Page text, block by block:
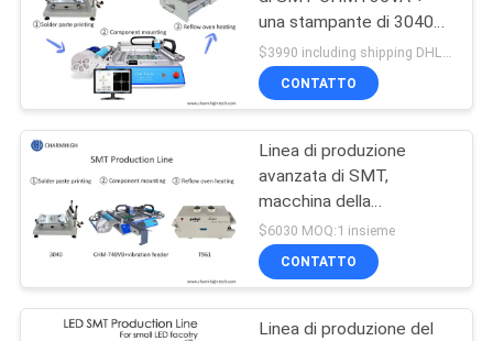
CONTROLLO
DELLA
QUALITÀ
CONTATTACI
NOTIZIA
SHOPPING
una stampante di 3040
stampini + forno T962A
di riflusso
CONTATTO
Linea di produzione
avanzata di SMT,
macchina della
stampante/CHMT48VB
Pnp di 3040
stampini/forno T961 di
$6030 MOQ:1 insieme
CONTATTO
Linea di produzione del